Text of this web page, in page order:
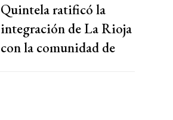
Quintela ratificó la
integración de La Rioja
con la comunidad de